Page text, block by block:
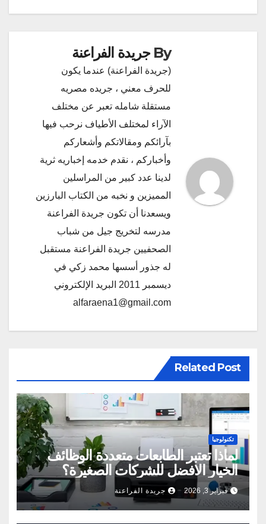
By جريدة الفراعنة
(جريدة الفراعنة) عندما يكون
للحرف معني ، جريده مصريه
مستقلة شامله تعبر عن مختلف
الآراء لمختلف الأطياف نرحب فيها
بآرائكم ومقالاتكم وأشعاركم
وأخباركم ، نقدم خدمه إخباريه ثرية
لدينا عدد كبير من المراسلين
المميزين و نخبه من الكتاب البارزين
ويسعدنا أن تكون جريدة الفراعنة
مدرسه لتخريج جيل من شباب
الصحفيين جريدة الفراعنة مستقبل
له جذور أسسها محمد زكي في
ديسمبر 2011 البريد الإلكتروني
alfaraena1@gmail.com
Related Post
تكنولوجيا
لماذا تعتبر الطابعات متعددة الوظائف
الخيار الافضل للشركات الصغيرة؟
فبراير 3, 2026 جريدة الفراعنة